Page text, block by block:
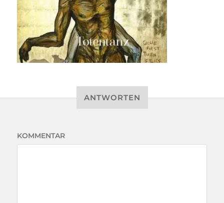
ANTWORTEN
KOMMENTAR